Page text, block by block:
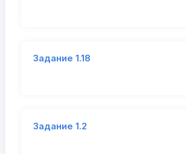
Задание 1.18
Задание 1.2